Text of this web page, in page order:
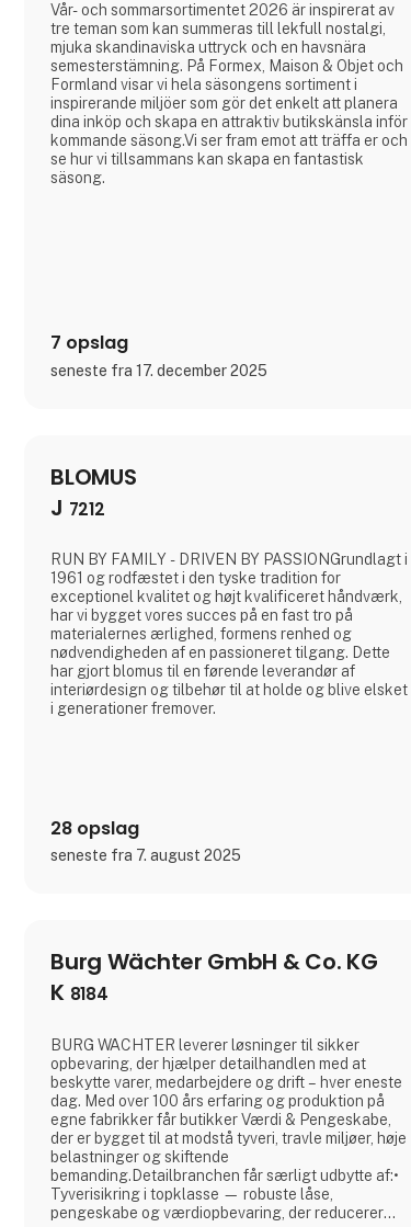
Vår- och sommarsortimentet 2026 är inspirerat av
tre teman som kan summeras till lekfull nostalgi,
mjuka skandinaviska uttryck och en havsnära
semesterstämning. På Formex, Maison & Objet och
Formland visar vi hela säsongens sortiment i
inspirerande miljöer som gör det enkelt att planera
dina inköp och skapa en attraktiv butikskänsla inför
kommande säsong.Vi ser fram emot att träffa er och
se hur vi tillsammans kan skapa en fantastisk
säsong.
7 opslag
seneste fra 17. december 2025
BLOMUS
J 7212
RUN BY FAMILY - DRIVEN BY PASSIONGrundlagt i
1961 og rodfæstet i den tyske tradition for
exceptionel kvalitet og højt kvalificeret håndværk,
har vi bygget vores succes på en fast tro på
materialernes ærlighed, formens renhed og
nødvendigheden af ​​en passioneret tilgang. Dette
har gjort blomus til en førende leverandør af
interiørdesign og tilbehør til at holde og blive elsket
i generationer fremover.
28 opslag
seneste fra 7. august 2025
Burg Wächter GmbH & Co. KG
K 8184
BURG WÄCHTER leverer løsninger til sikker
opbevaring, der hjælper detailhandlen med at
beskytte varer, medarbejdere og drift – hver eneste
dag. Med over 100 års erfaring og produktion på
egne fabrikker får butikker Værdi & Pengeskabe,
der er bygget til at modstå tyveri, travle miljøer, høje
belastninger og skiftende
bemanding.Detailbranchen får særligt udbytte af:•
Tyverisikring i topklasse — robuste låse,
pengeskabe og værdiopbevaring, der reducerer